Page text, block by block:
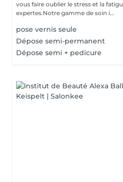
vous faire oublier le stress et la
expertes.Notre gamme de soin i...
pose vernis seule
Dépose semi-permanent
Dépose semi + pedicure